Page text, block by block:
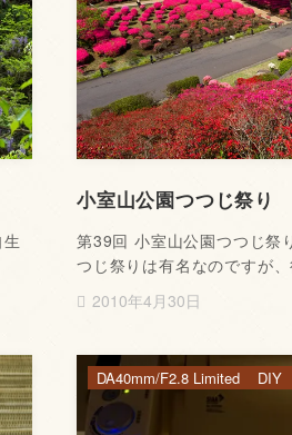
小室山公園つつじ祭り
第39回 小室山公園つつじ祭
つじ祭りは有名なのですが
2010年4月30日
DA40mm/F2.8 Limited DIY